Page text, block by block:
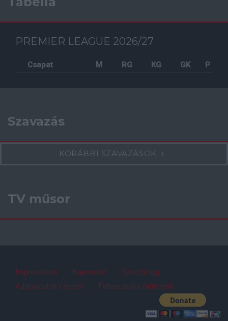
PREMIER LEAGUE 2026/27
Csapat M RG KG GK P
Szavazás
KORÁBBI SZAVAZÁSOK
TV műsor
Impresszum Kapcsolat
Szerzői jog
Adatvédelmi irányelv
Felhasználói feltételek